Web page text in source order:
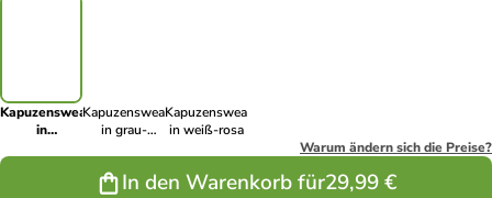
Kapuzensweatshirt
in
Kapuzensweatshirt
in grau-
Kapuzensweatshirt
in weiß-rosa
Warum ändern sich die Preise?
In den Warenkorb für29,99 €